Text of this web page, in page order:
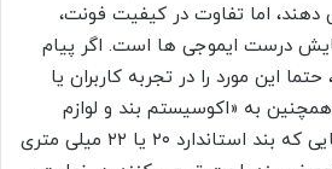
اما تفاوت در کیفیت فونت،
درست ایموجی ها است. اگر پیام
این مورد را در تجربه کاربران یا
به «اکوسیستم بند و لوازم
جانبی» فکر کنید: مدل هایی که بند استاندارد ۲۰ یا ۲۲ میلی متری